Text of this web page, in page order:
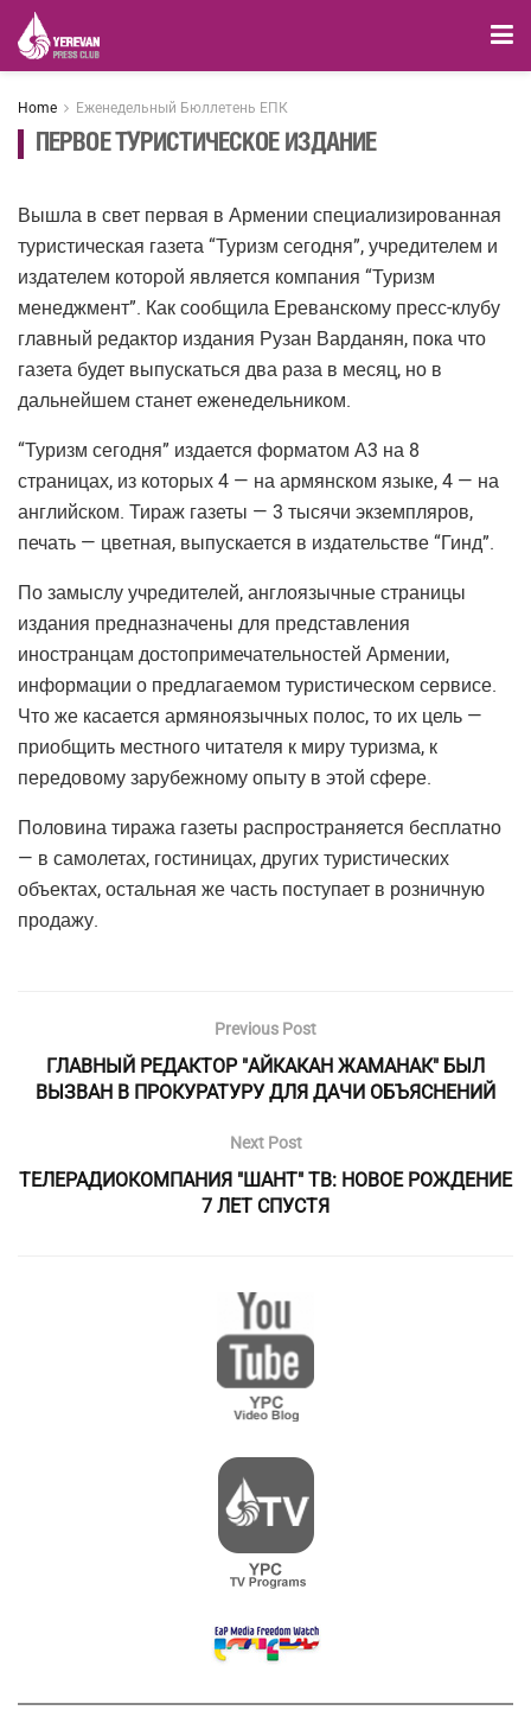
Home Еженедельный Бюллетень ЕПК
ПЕРВОЕ ТУРИСТИЧЕСКОЕ ИЗДАНИЕ
Вышла в свет первая в Армении специализированная
туристическая газета “Туризм сегодня”, учредителем и
издателем которой является компания “Туризм
менеджмент”. Как сообщила Ереванскому пресс-клубу
главный редактор издания Рузан Варданян, пока что
газета будет выпускаться два раза в месяц, но в
дальнейшем станет еженедельником.
“Туризм сегодня” издается форматом А3 на 8
страницах, из которых 4 — на армянском языке, 4 — на
английском. Тираж газеты — 3 тысячи экземпляров,
печать — цветная, выпускается в издательстве “Гинд”.
По замыслу учредителей, англоязычные страницы
издания предназначены для представления
иностранцам достопримечательностей Армении,
информации о предлагаемом туристическом сервисе.
Что же касается армяноязычных полос, то их цель —
приобщить местного читателя к миру туризма, к
передовому зарубежному опыту в этой сфере.
Половина тиража газеты распространяется бесплатно
— в самолетах, гостиницах, других туристических
объектах, остальная же часть поступает в розничную
продажу.
Previous Post
ГЛАВНЫЙ РЕДАКТОР "АЙКАКАН ЖАМАНАК" БЫЛ
ВЫЗВАН В ПРОКУРАТУРУ ДЛЯ ДАЧИ ОБЪЯСНЕНИЙ
Next Post
ТЕЛЕРАДИОКОМПАНИЯ "ШАНТ" ТВ: НОВОЕ РОЖДЕНИЕ
7 ЛЕТ СПУСТЯ